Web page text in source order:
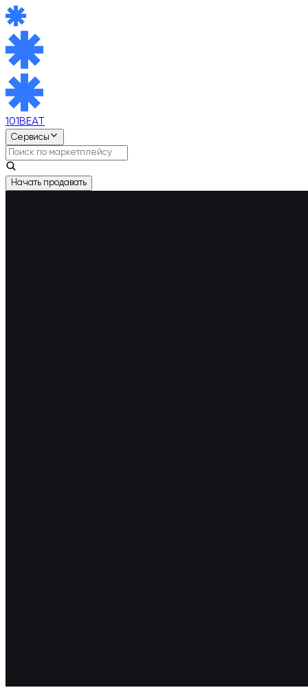
101BEAT
Сервисы
Начать продавать